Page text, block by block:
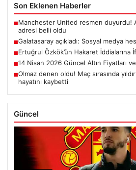
Son Eklenen Haberler
■Manchester United resmen duyurdu!
adresi belli oldu
■Galatasaray açıkladı: Sosyal medya
■Ertuğrul Özkök’ün Hakaret İddialarına
■14 Nisan 2026 Güncel Altın Fiyatları
■Olmaz denen oldu! Maç sırasında
hayatını kaybetti
Güncel